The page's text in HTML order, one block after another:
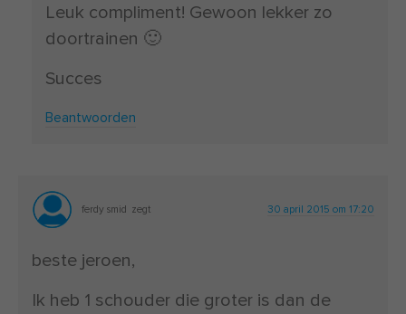
Leuk compliment! Gewoon lekker zo
doortrainen 🙂
Succes
Beantwoorden
ferdy smid zegt 30 april 2015 om 17:20
beste jeroen,
Ik heb 1 schouder die groter is dan de